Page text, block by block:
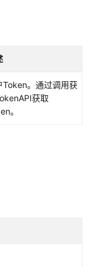
Token。通过调用获
获取
。